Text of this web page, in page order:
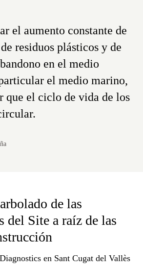
el aumento constante de
residuos plásticos y de
en el medio
el medio marino,
que el ciclo de vida de los
de las
del Site a raíz de las
en Sant Cugat del Vallès